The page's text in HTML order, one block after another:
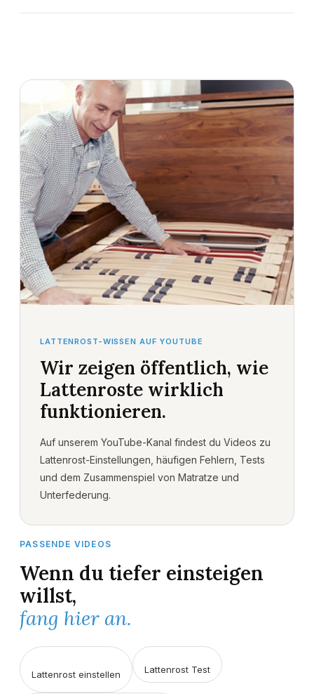
LATTENROST-WISSEN AUF YOUTUBE
Wir zeigen öffentlich, wie
Lattenroste wirklich
funktionieren.
Auf unserem YouTube-Kanal findest du Videos zu
Lattenrost-Einstellungen, häufigen Fehlern, Tests
und dem Zusammenspiel von Matratze und
Unterfederung.
PASSENDE VIDEOS
Wenn du tiefer einsteigen
willst,
fang hier an.
Lattenrost einstellen Lattenrost Test